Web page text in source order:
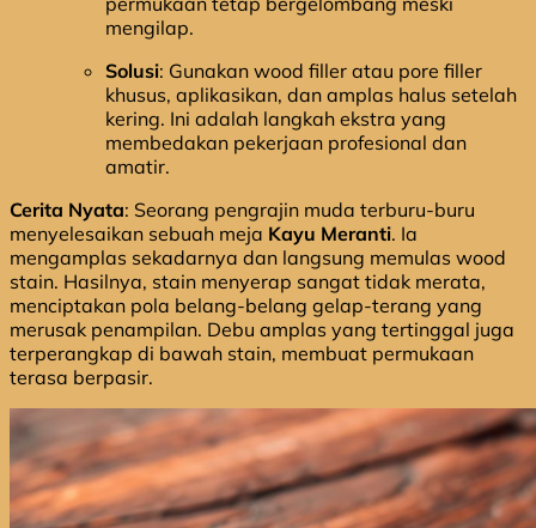
mengilap.
Solusi: Gunakan wood filler atau pore filler
khusus, aplikasikan, dan amplas halus setelah
kering. Ini adalah langkah ekstra yang
membedakan pekerjaan profesional dan
amatir.
Cerita Nyata: Seorang pengrajin muda terburu-buru
menyelesaikan sebuah meja Kayu Meranti. Ia
mengamplas sekadarnya dan langsung memulas wood
stain. Hasilnya, stain menyerap sangat tidak merata,
menciptakan pola belang-belang gelap-terang yang
merusak penampilan. Debu amplas yang tertinggal juga
terperangkap di bawah stain, membuat permukaan
terasa berpasir.